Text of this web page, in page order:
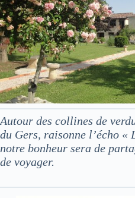
Autour des collines de
du Gers, raisonne l’écho «
notre bonheur sera de
de voyager.